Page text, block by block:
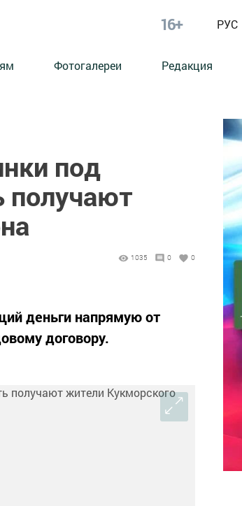
16+ РУС
Фотогалереи Редакция
под
получают
1035 0 0
деньги напрямую от
договору.